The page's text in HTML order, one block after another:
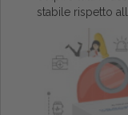
stabile rispetto